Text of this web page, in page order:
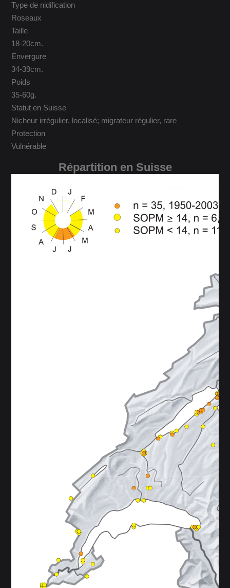
Type de nidification
Roseaux
Taille
18-20cm.
Envergure
34-39cm.
Poids
35-60g.
Statut en Suisse
Nicheur irrégulier, localisé; migrateur régulier, rare
Protection
Vulnérable
Répartition en Suisse